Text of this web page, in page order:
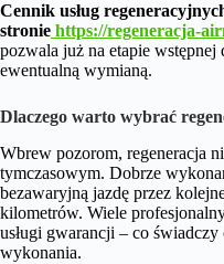
Cennik usług
stronie https://regeneracja-
pozwala już na etapie
ewentualną wymianą.
Dlaczego warto wybrać
Wbrew pozorom, regeneracja
tymczasowym. Dobrze
bezawaryjną jazdę przez
kilometrów. Wiele
usługi gwarancji – co
wykonania.